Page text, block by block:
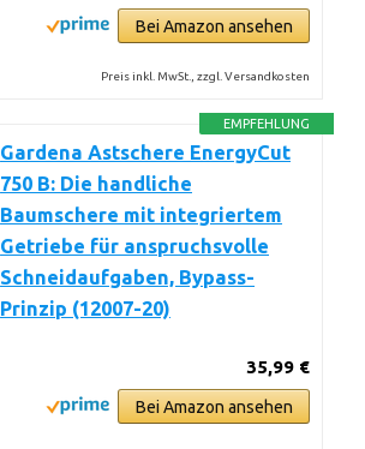
Bei Amazon ansehen
Preis inkl. MwSt., zzgl. Versandkosten
EMPFEHLUNG
Gardena Astschere EnergyCut
750 B: Die handliche
Baumschere mit integriertem
Getriebe für anspruchsvolle
Schneidaufgaben, Bypass-
Prinzip (12007-20)
35,99 €
Bei Amazon ansehen